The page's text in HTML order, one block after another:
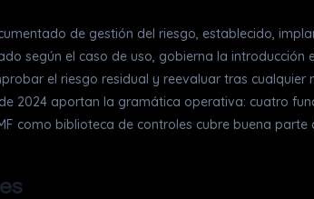
de gestión del riesgo, establecido,
según el caso de uso, gobierna la
el riesgo residual y reevaluar tras cualquier
de 2024 aportan la gramática operativa: cuatro
como biblioteca de controles cubre buena